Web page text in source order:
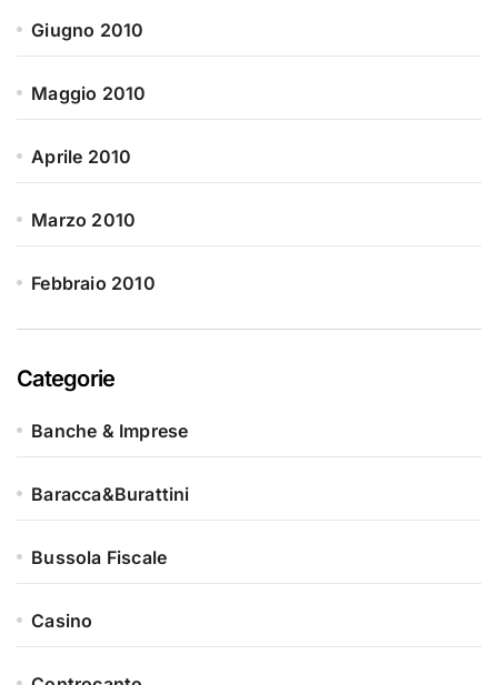
Giugno 2010
Maggio 2010
Aprile 2010
Marzo 2010
Febbraio 2010
Categorie
Banche & Imprese
Baracca&Burattini
Bussola Fiscale
Casino